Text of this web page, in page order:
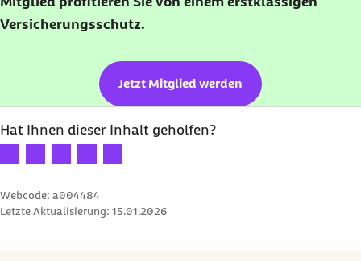
Versicherungsschutz.
Jetzt Mitglied werden
Hat Ihnen dieser Inhalt geholfen?
Ihre Bewertung: 1 Stern
Ihre Bewertung: 2 Sterne
Ihre Bewertung: 3 Sterne
Ihre Bewertung: 4 Sterne
Ihre Bewertung: 5 Sterne
Webcode: a004484
Letzte Aktualisierung: 15.01.2026